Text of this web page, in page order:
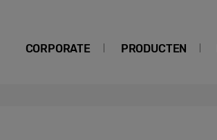
CORPORATE PRODUCTEN